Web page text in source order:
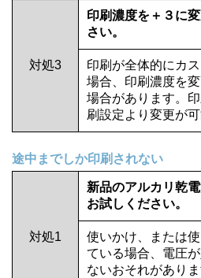
対処3
印刷濃度を＋３に
さい。
印刷が全体的にカ
場合、印刷濃度を
場合があります。
刷設定より変更が可
途中までしか印刷されない
対処1
新品のアルカリ乾
お試しください。
使いかけ、または
ている場合、電圧
ないおそれがあり